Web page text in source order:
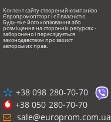
Контент сайту створений компанією
Європромоптторг і є її власністю.
Будь-яке його копіювання або
розміщення на сторонніх ресурсах -
заборонено і переслідується
законодавством про захист
авторських прав.
+38 098 280-70-70
+38 050 280-70-70
sale@europrom.com.ua